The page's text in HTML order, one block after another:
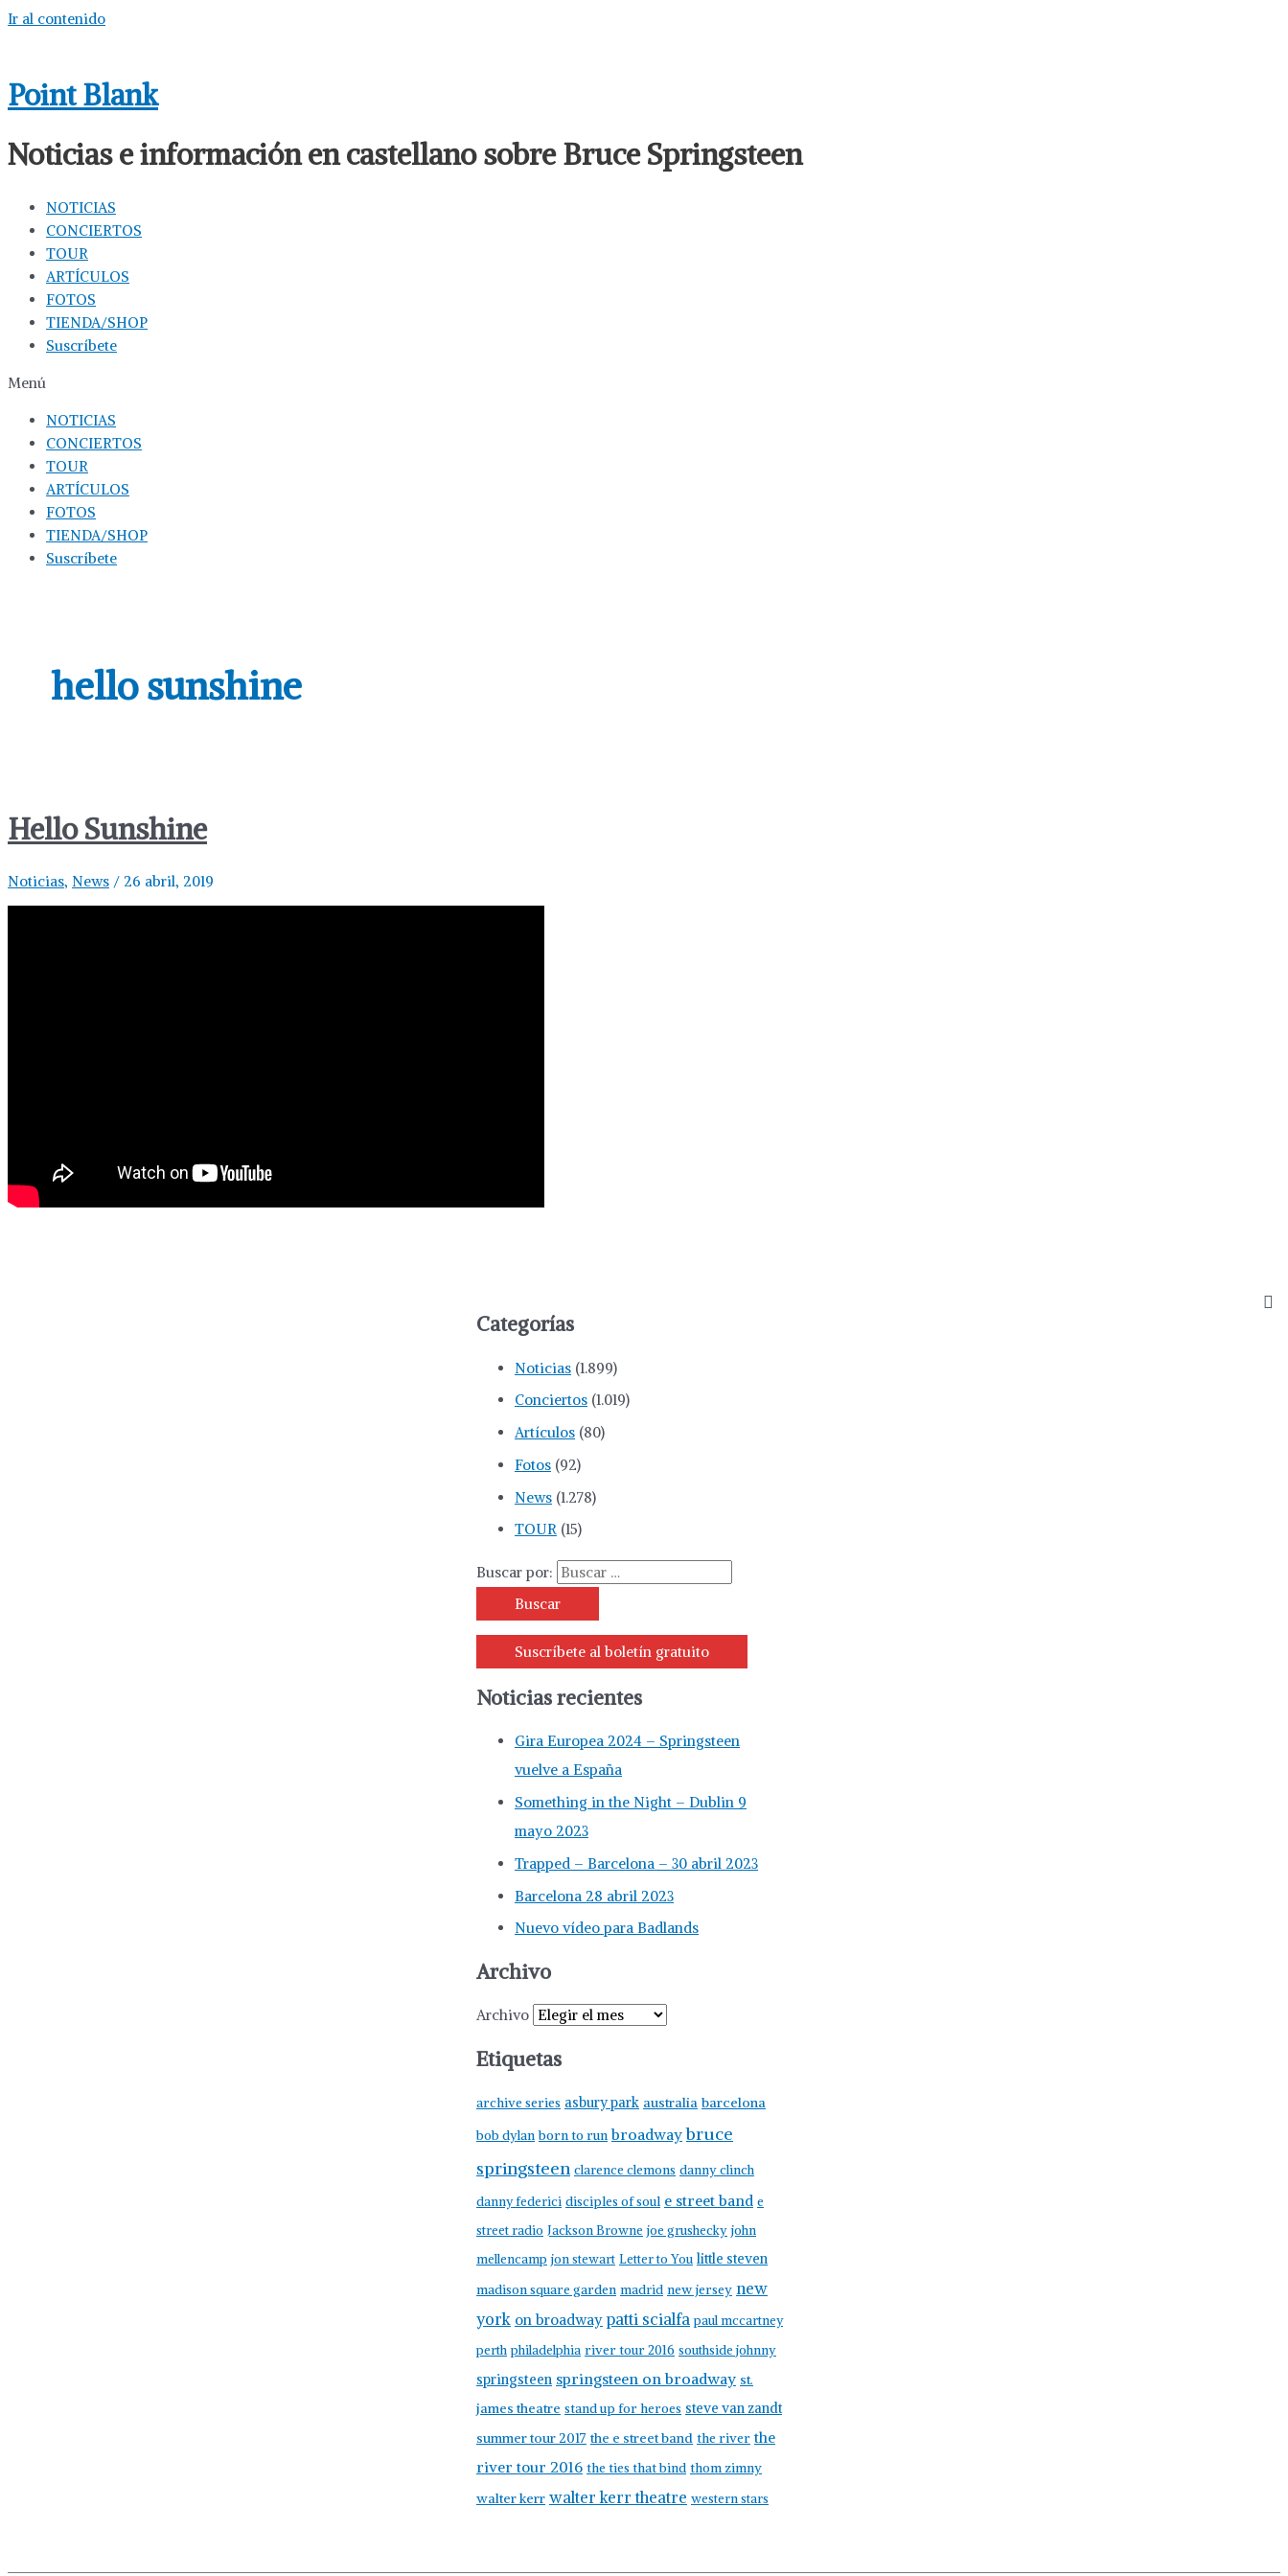
Ir al contenido
Point Blank
Noticias e información en castellano sobre Bruce Springsteen
NOTICIAS
CONCIERTOS
TOUR
ARTÍCULOS
FOTOS
TIENDA/SHOP
Suscríbete
Menú
NOTICIAS
CONCIERTOS
TOUR
ARTÍCULOS
FOTOS
TIENDA/SHOP
Suscríbete
hello sunshine
Hello Sunshine
Noticias, News / 26 abril, 2019
Categorías
Noticias (1.899)
Conciertos (1.019)
Artículos (80)
Fotos (92)
News (1.278)
TOUR (15)
Buscar por:
Suscríbete al boletín gratuito
Noticias recientes
Gira Europea 2024 – Springsteen
vuelve a España
Something in the Night – Dublin 9
mayo 2023
Trapped – Barcelona – 30 abril 2023
Barcelona 28 abril 2023
Nuevo vídeo para Badlands
Archivo
Archivo
Etiquetas
archive series asbury park australia barcelona
bob dylan born to run broadway bruce
springsteen clarence clemons danny clinch
danny federici disciples of soul e street band e
street radio Jackson Browne joe grushecky john
mellencamp jon stewart Letter to You little steven
madison square garden madrid new jersey new
york on broadway patti scialfa paul mccartney
perth philadelphia river tour 2016 southside johnny
springsteen springsteen on broadway st.
james theatre stand up for heroes steve van zandt
summer tour 2017 the e street band the river the
river tour 2016 the ties that bind thom zimny
walter kerr walter kerr theatre western stars